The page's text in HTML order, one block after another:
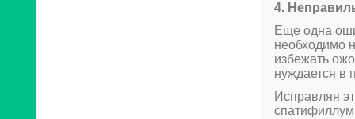
4.
Еще одна
необходимо
избежать
нуждается в
Исправляя